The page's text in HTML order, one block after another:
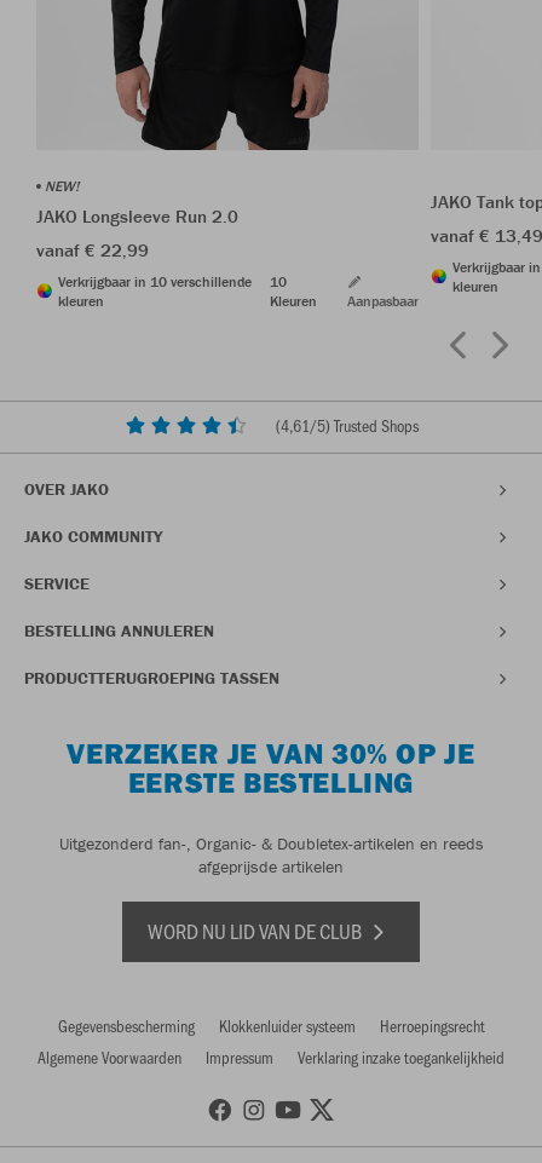
NEW!
JAKO Longsleeve Run 2.0
vanaf € 22,99
Verkrijgbaar in 10 verschillende
kleuren
10
Kleuren
Aanpasbaar
JAKO Tank
vanaf €
Verkrijgbaar
kleuren
(4,61/5) Trusted Shops
OVER JAKO
JAKO COMMUNITY
SERVICE
BESTELLING ANNULEREN
PRODUCTTERUGROEPING TASSEN
VERZEKER JE VAN 30% OP JE
EERSTE BESTELLING
Uitgezonderd fan-, Organic- & Doubletex-artikelen en reeds
afgeprijsde artikelen
WORD NU LID VAN DE CLUB
Gegevensbescherming Klokkenluider systeem
Herroepingsrecht
Algemene Voorwaarden
Impressum Verklaring inzake toegankelijkheid